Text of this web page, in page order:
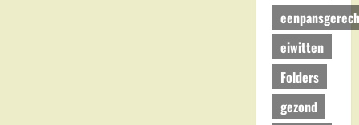
eiwitten
Folders
gezond